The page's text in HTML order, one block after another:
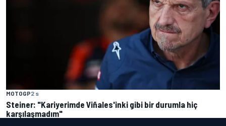
MOTOGP2 s
Steiner: "Kariyerimde Viñales'inki gibi bir durumla hiç
karşılaşmadım"